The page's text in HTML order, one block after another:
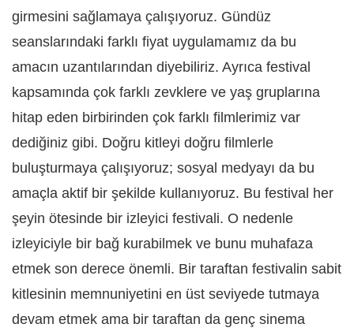
girmesini sağlamaya çalışıyoruz. Gündüz
seanslarındaki farklı fiyat uygulamamız da bu
amacın uzantılarından diyebiliriz. Ayrıca festival
kapsamında çok farklı zevklere ve yaş gruplarına
hitap eden birbirinden çok farklı filmlerimiz var
dediğiniz gibi. Doğru kitleyi doğru filmlerle
buluşturmaya çalışıyoruz; sosyal medyayı da bu
amaçla aktif bir şekilde kullanıyoruz. Bu festival her
şeyin ötesinde bir izleyici festivali. O nedenle
izleyiciyle bir bağ kurabilmek ve bunu muhafaza
etmek son derece önemli. Bir taraftan festivalin sabit
kitlesinin memnuniyetini en üst seviyede tutmaya
devam etmek ama bir taraftan da genç sinema